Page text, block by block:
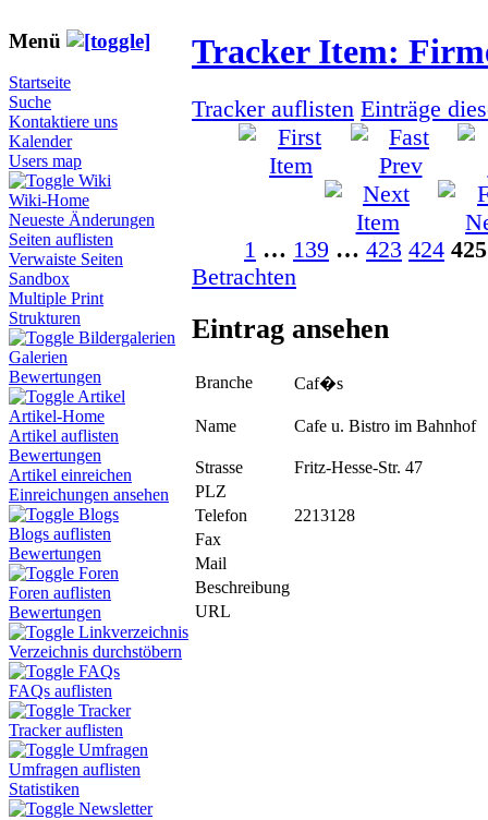
Menü
Startseite
Suche
Kontaktiere uns
Kalender
Users map
Wiki
Wiki-Home
Neueste Änderungen
Seiten auflisten
Verwaiste Seiten
Sandbox
Multiple Print
Strukturen
Bildergalerien
Galerien
Bewertungen
Artikel
Artikel-Home
Artikel auflisten
Bewertungen
Artikel einreichen
Einreichungen ansehen
Blogs
Blogs auflisten
Bewertungen
Foren
Foren auflisten
Bewertungen
Linkverzeichnis
Verzeichnis durchstöbern
FAQs
FAQs auflisten
Tracker
Tracker auflisten
Umfragen
Umfragen auflisten
Statistiken
Newsletter
Tracker Item:
Tracker auflisten Einträge
1 … 139 … 423 424 425
Betrachten
Eintrag ansehen
Branche Caf�s
Name Cafe u. Bistro im Bahnhof
Strasse
Fritz-Hesse-Str. 47
PLZ
Telefon
2213128
Fax
Mail
Beschreibung
URL